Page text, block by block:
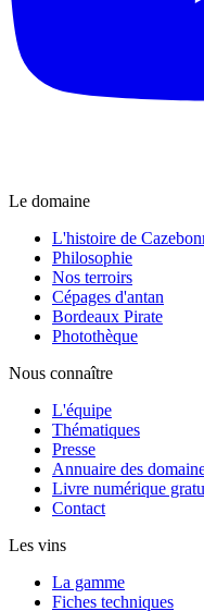
Le domaine
L'histoire de
Philosophie
Nos terroirs
Cépages d'antan
Bordeaux Pirate
Photothèque
Nous connaître
L'équipe
Thématiques
Presse
Annuaire des
Livre numérique
Contact
Les vins
La gamme
Fiches techniques